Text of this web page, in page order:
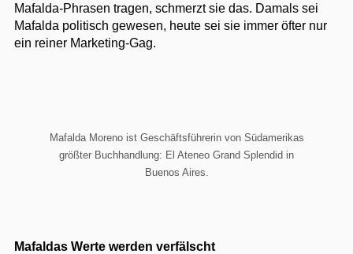
Mafalda-Phrasen tragen, schmerzt sie das. Damals sei
Mafalda politisch gewesen, heute sei sie immer öfter nur
ein reiner Marketing-Gag.
Mafalda Moreno ist Geschäftsführerin von Südamerikas
größter Buchhandlung: El Ateneo Grand Splendid in
Buenos Aires.
Mafaldas Werte werden verfälscht